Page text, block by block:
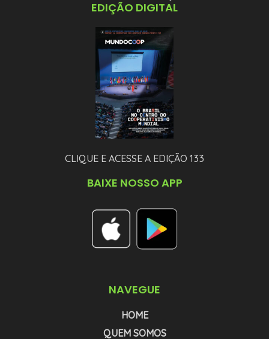
EDIÇÃO DIGITAL
CLIQUE E ACESSE A EDIÇÃO 133
BAIXE NOSSO APP
NAVEGUE
HOME
QUEM SOMOS